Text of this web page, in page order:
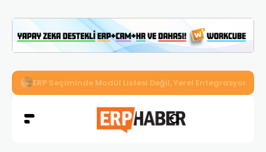
ERP Seçiminde Modül Listesi Değil, Yerel Entegrasyon